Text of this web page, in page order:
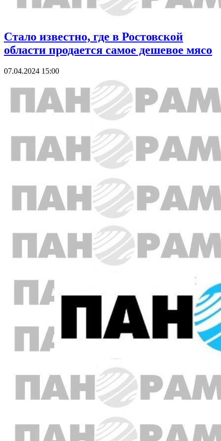
Стало известно, где в Ростовской
области продается самое дешевое мясо
07.04.2024 15:00